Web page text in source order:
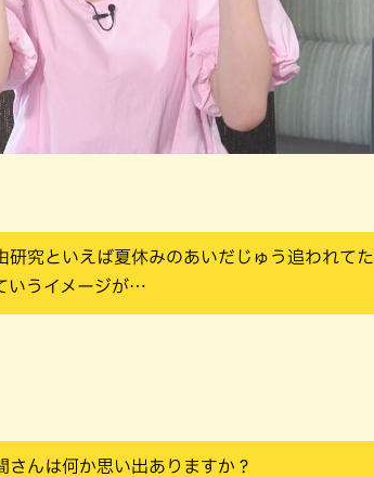
研究といえば夏休みのあいだじゅう追われてた
いうイメージが…
さんは何か思い出ありますか？